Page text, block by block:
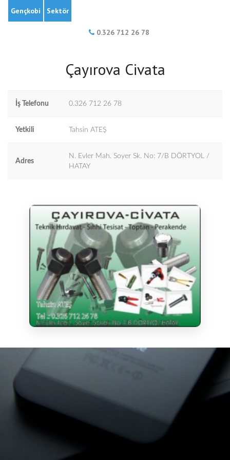
Gençkobi Sektör
0.326 712 26 78
Çayırova Civata
İş Telefonu 0.326 712 26 78
Yetkili Tahsin ATEŞ
Adres
N. Evler Mah. Soyer Sk. No: 7/B DÖRTYOL /
HATAY